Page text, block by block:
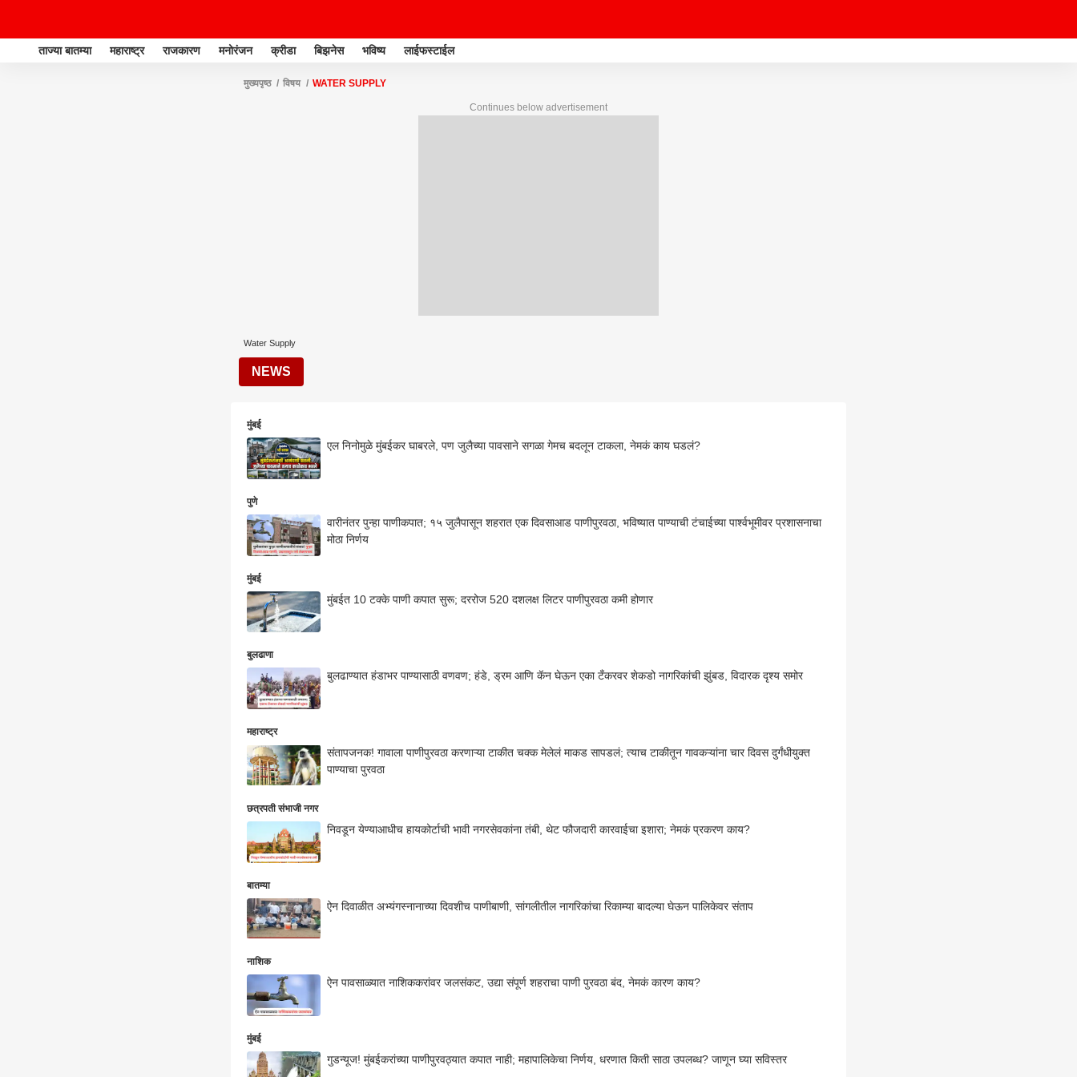
ताज्या बातम्या महाराष्ट्र राजकारण मनोरंजन क्रीडा बिझनेस भविष्य लाईफस्टाईल
मुख्यपृष्ठ विषय WATER SUPPLY
Continues below advertisement
Water Supply
NEWS
मुंबई
एल निनोमुळे मुंबईकर घाबरले, पण जुलैच्या पावसाने सगळा गेमच बदलून टाकला, नेमकं काय घडलं?
पुणे
वारीनंतर पुन्हा पाणीकपात; १५ जुलैपासून शहरात एक दिवसाआड पाणीपुरवठा, भविष्यात पाण्याची टंचाईच्या पार्श्वभूमीवर प्रशासनाचा
मोठा निर्णय
मुंबई
मुंबईत 10 टक्के पाणी कपात सुरू; दररोज 520 दशलक्ष लिटर पाणीपुरवठा कमी होणार
बुलढाणा
बुलढाण्यात हंडाभर पाण्यासाठी वणवण; हंडे, ड्रम आणि कॅन घेऊन एका टँकरवर शेकडो नागरिकांची झुंबड, विदारक दृश्य समोर
महाराष्ट्र
संतापजनक! गावाला पाणीपुरवठा करणाऱ्या टाकीत चक्क मेलेलं माकड सापडलं; त्याच टाकीतून गावकऱ्यांना चार दिवस दुर्गंधीयुक्त
पाण्याचा पुरवठा
छत्रपती संभाजी नगर
निवडून येण्याआधीच हायकोर्टाची भावी नगरसेवकांना तंबी, थेट फौजदारी कारवाईचा इशारा; नेमकं प्रकरण काय?
बातम्या
ऐन दिवाळीत अभ्यंगस्नानाच्या दिवशीच पाणीबाणी, सांगलीतील नागरिकांचा रिकाम्या बादल्या घेऊन पालिकेवर संताप
नाशिक
ऐन पावसाळ्यात नाशिककरांवर जलसंकट, उद्या संपूर्ण शहराचा पाणी पुरवठा बंद, नेमकं कारण काय?
मुंबई
गुडन्यूज! मुंबईकरांच्या पाणीपुरवठ्यात कपात नाही; महापालिकेचा निर्णय, धरणात किती साठा उपलब्ध? जाणून घ्या सविस्तर